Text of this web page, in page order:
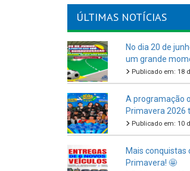
ÚLTIMAS NOTÍCIAS
No dia 20 de
um grande
Publicado em: 18
A programação
Primavera 2026
Publicado em: 10
Mais conquistas
Primavera! 🤩